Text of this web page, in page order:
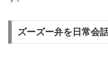
ズーズー弁を日常会